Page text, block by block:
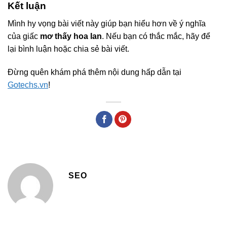
Kết luận
Mình hy vọng bài viết này giúp bạn hiểu hơn về ý nghĩa
của giấc mơ thấy hoa lan. Nếu bạn có thắc mắc, hãy để
lại bình luận hoặc chia sẻ bài viết.
Đừng quên khám phá thêm nội dung hấp dẫn tại
Gotechs.vn!
SEO